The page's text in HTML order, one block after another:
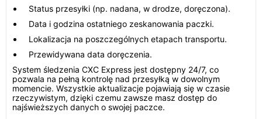
Status przesyłki (np. nadana, w drodze, doręczona).
Data i godzina ostatniego zeskanowania paczki.
Lokalizacja na poszczególnych etapach transportu.
Przewidywana data doręczenia.
System śledzenia CXC Express jest dostępny 24/7, co
pozwala na pełną kontrolę nad przesyłką w dowolnym
momencie. Wszystkie aktualizacje pojawiają się w czasie
rzeczywistym, dzięki czemu zawsze masz dostęp do
najświeższych danych o swojej paczce.